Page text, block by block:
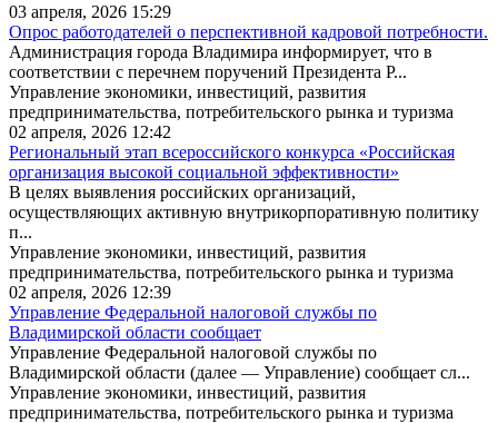
03 апреля, 2026 15:29
Опрос работодателей о перспективной кадровой потребности.
Администрация города Владимира информирует, что в
соответствии с перечнем поручений Президента Р...
Управление экономики, инвестиций, развития
предпринимательства, потребительского рынка и туризма
02 апреля, 2026 12:42
Региональный этап всероссийского конкурса «Российская
организация высокой социальной эффективности»
В целях выявления российских организаций,
осуществляющих активную внутрикорпоративную политику
п...
Управление экономики, инвестиций, развития
предпринимательства, потребительского рынка и туризма
02 апреля, 2026 12:39
Управление Федеральной налоговой службы по
Владимирской области сообщает
Управление Федеральной налоговой службы по
Владимирской области (далее — Управление) сообщает сл...
Управление экономики, инвестиций, развития
предпринимательства, потребительского рынка и туризма